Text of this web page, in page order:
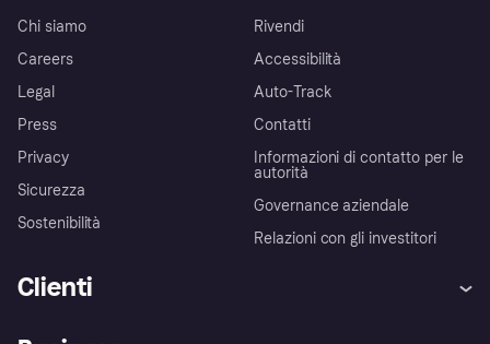
Chi siamo
Careers
Legal
Press
Privacy
Sicurezza
Sostenibilità
Rivendi
Accessibilità
Auto-Track
Contatti
Informazioni di contatto per le
autorità
Governance aziendale
Relazioni con gli investitori
Clienti